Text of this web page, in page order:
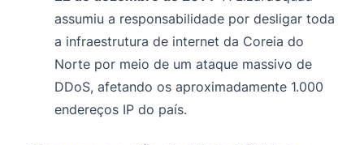
assumiu a responsabilidade por desligar toda
a infraestrutura de internet da Coreia do
Norte por meio de um ataque massivo de
DDoS, afetando os aproximadamente 1.000
endereços IP do país.